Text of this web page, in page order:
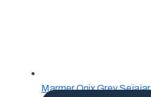
Marmer Onix Grey Sejajar